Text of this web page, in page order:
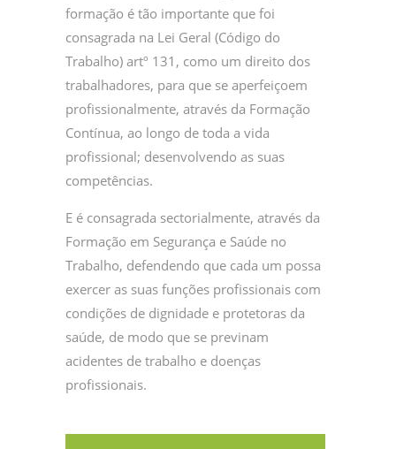
formação é tão importante que foi
consagrada na Lei Geral (Código do
Trabalho) artº 131, como um direito dos
trabalhadores, para que se aperfeiçoem
profissionalmente, através da Formação
Contínua, ao longo de toda a vida
profissional; desenvolvendo as suas
competências.
E é consagrada sectorialmente, através da
Formação em Segurança e Saúde no
Trabalho, defendendo que cada um possa
exercer as suas funções profissionais com
condições de dignidade e protetoras da
saúde, de modo que se previnam
acidentes de trabalho e doenças
profissionais.